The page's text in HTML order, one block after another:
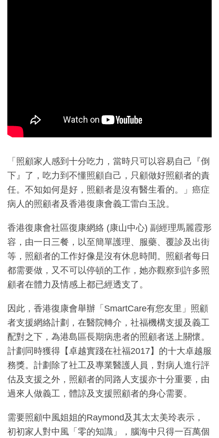
「照顧家人感到十分吃力，當時只可以容易自己『倒
下』了，吃力到不懂照顧自己，只顧做好照顧者的責
任。不知如何是好，照顧者是沒有醫生看的。」癌症
病人的照顧者及香港復康會義工雷白玉說。
香港復康會社區復康網絡 (康山中心) 副經理馬麗霞形
容，由一日三餐，以至簡單護理、服藥、覆診及出街
等，照顧者的工作好像是沒有休息時間。照顧者每日
都需要做，又不可以停頓的工作，她亦觀察到許多照
顧者在體力及情感上都已經透支了。
因此，香港復康會舉辦「SmartCare有您友里」照顧
者支援網絡計劃，在醫院轉介，社福機構支援及義工
配對之下，為港島區長期病患者的照顧者送上關懷。
計劃同時獲得【卓越實踐在社福2017】的十大卓越服
務獎。計劃除了社工及專業醫護人員，對病人進行評
估及支援之外，照顧者的同路人支援亦十分重要，由
過來人做義工，體諒及支援照顧者的身心需要。
需要照顧中風姐姐的Raymond及其太太美玲表示，
初初家人對中風「零的知識」，腦海中只得一百萬個